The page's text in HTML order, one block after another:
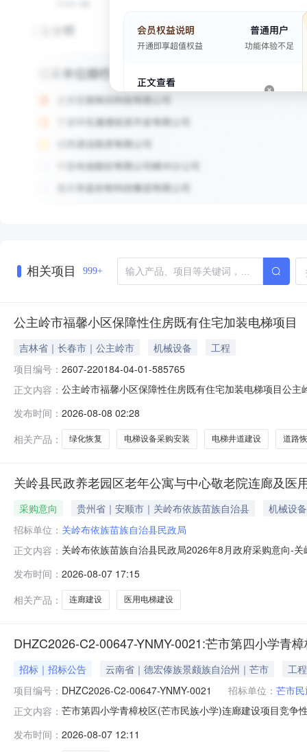
相关项目 999+
公主岭市福馨小区保障性住房既有住宅加装电梯项目
吉林省｜长春市｜公主岭市 机械设备
工程
项目编号： 2607-220184-04-01-585765
正文内容： 公主岭市福馨小区保障性住房既有住宅加装电梯项目公
目所属行业：建筑业-建筑安装业-其他建筑安装业-其他
发布时间： 2026-08-08 02:28
相关产品：
绿化恢复 电梯设备采购安装 电梯井道建设 道路
关岭县民政养老园区老年公寓与中心敬老院连廊及医
采购意向 贵州省｜安顺市｜关岭布依族苗族自治县
机械设备
招标单位： 关岭布依族苗族自治县民政局
正文内容： 关岭布依族苗族自治县民政局2026年8月政府采购意向-
寓与中心敬老院连廊及医用电梯建设项目预算金额：
建设项目采购标的数量：1采
发布时间： 2026-08-07 17:15
相关产品：
连廊建设 医用电梯建设
DHZC2026-C2-00647-YNMY-0021:芒市第四小学青
招标｜招标公告 云南省｜德宏傣族景颇族自治州｜芒市
工
项目编号： DHZC2026-C2-00647-YNMY-0021 招标单位： 芒市
正文内容： 芒市第四小学青樟校区(芒市民族小学)连廊建设项目竞争
件递交地点请登录云南省政府采购电子交易平台（政采
发布时间： 2026-08-07 12:11